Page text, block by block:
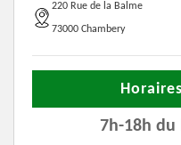
220 Rue de la Balme
73000 Chambery
7h-18h du